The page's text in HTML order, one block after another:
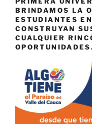
BRINDAMOS LA
ESTUDIANTES
CONSTRUYAN
CUALQUIER